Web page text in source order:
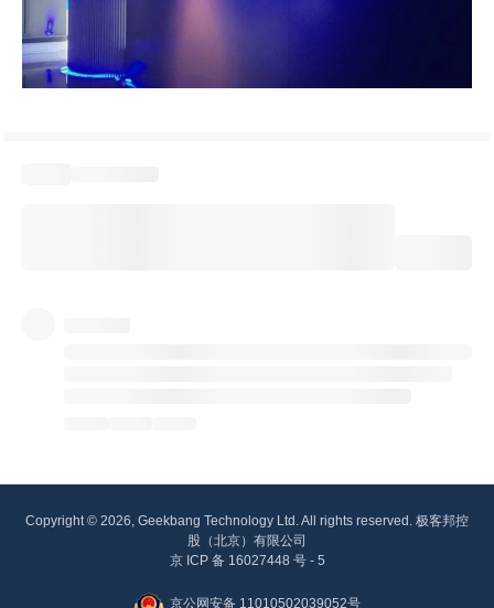
Copyright © 2026, Geekbang Technology Ltd. All rights reserved. 极客邦控
股（北京）有限公司
京 ICP 备 16027448 号 - 5
京公网安备 11010502039052号